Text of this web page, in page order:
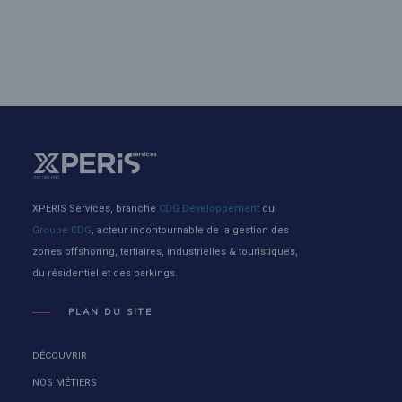
XPERIS Services, branche CDG Développement du
Groupe CDG, acteur incontournable de la gestion des
zones offshoring, tertiaires, industrielles & touristiques,
du résidentiel et des parkings.
PLAN DU SITE
DÉCOUVRIR
NOS MÉTIERS